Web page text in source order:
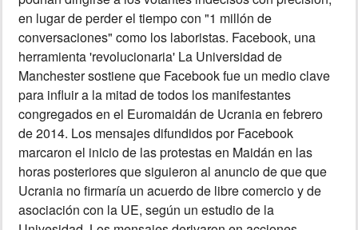
en lugar de perder el tiempo con "1 millón de
conversaciones" como los laboristas. Facebook, una
herramienta 'revolucionaria' La Universidad de
Manchester sostiene que Facebook fue un medio clave
para influir a la mitad de todos los manifestantes
congregados en el Euromaidán de Ucrania en febrero
de 2014. Los mensajes difundidos por Facebook
marcaron el inicio de las protestas en Maidán en las
horas posteriores que siguieron al anuncio de que que
Ucrania no firmaría un acuerdo de libre comercio y de
asociación con la UE, según un estudio de la